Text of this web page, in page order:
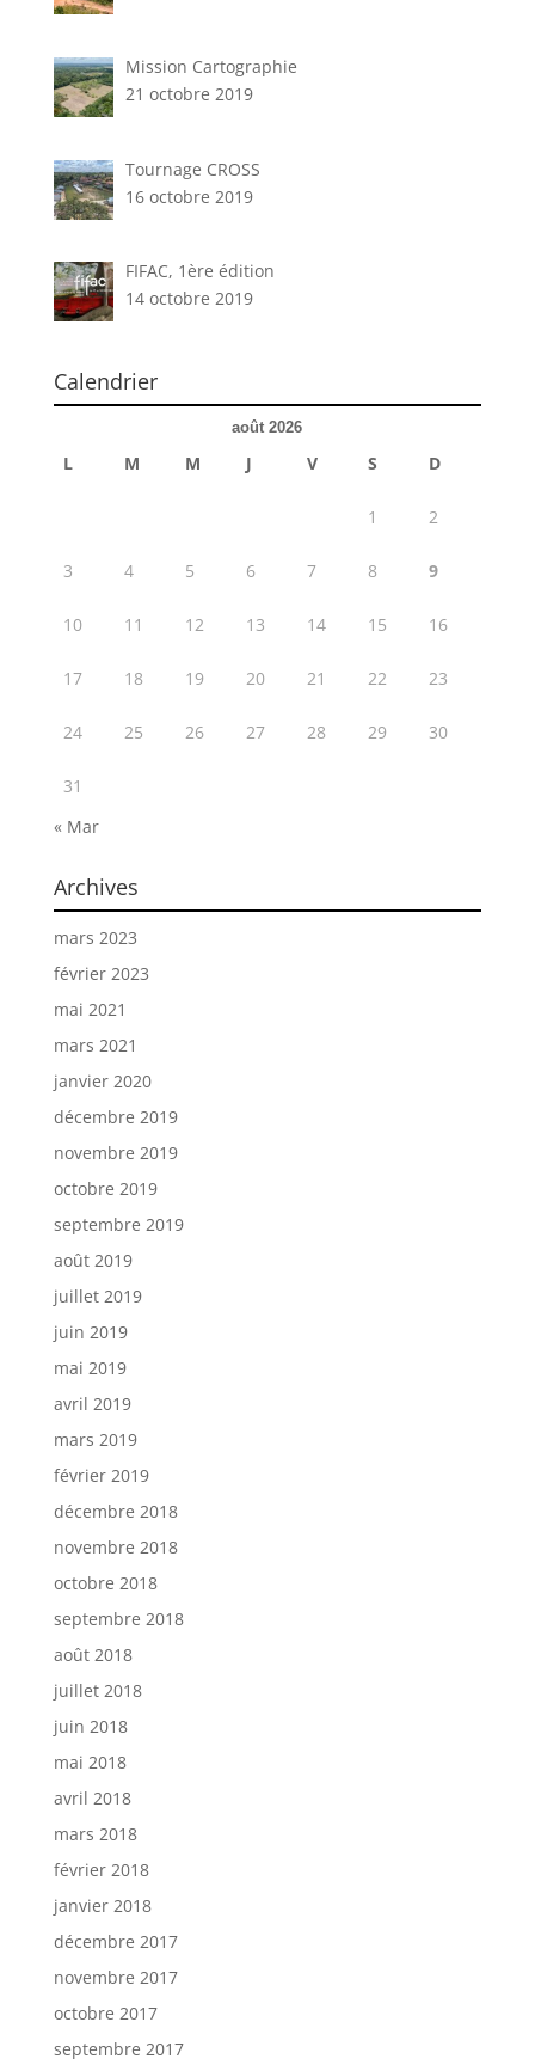
Mission Cartographie
21 octobre 2019
Tournage CROSS
16 octobre 2019
FIFAC, 1ère édition
14 octobre 2019
Calendrier
août 2026
L M M J V S D
1 2
3 4 5 6 7 8 9
10 11 12 13 14 15 16
17 18 19 20 21 22 23
24 25 26 27 28 29 30
31
« Mar
Archives
mars 2023
février 2023
mai 2021
mars 2021
janvier 2020
décembre 2019
novembre 2019
octobre 2019
septembre 2019
août 2019
juillet 2019
juin 2019
mai 2019
avril 2019
mars 2019
février 2019
décembre 2018
novembre 2018
octobre 2018
septembre 2018
août 2018
juillet 2018
juin 2018
mai 2018
avril 2018
mars 2018
février 2018
janvier 2018
décembre 2017
novembre 2017
octobre 2017
septembre 2017